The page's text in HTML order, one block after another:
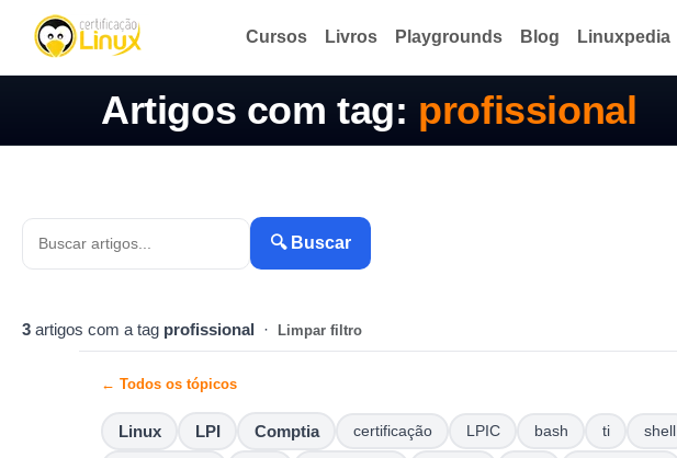
Cursos Livros Playgrounds Blog Linuxpedia
Artigos com tag: profissional
🔍 Buscar
3 artigos com a tag profissional · Limpar filtro
← Todos os tópicos
Linux LPI Comptia certificação LPIC bash ti shell